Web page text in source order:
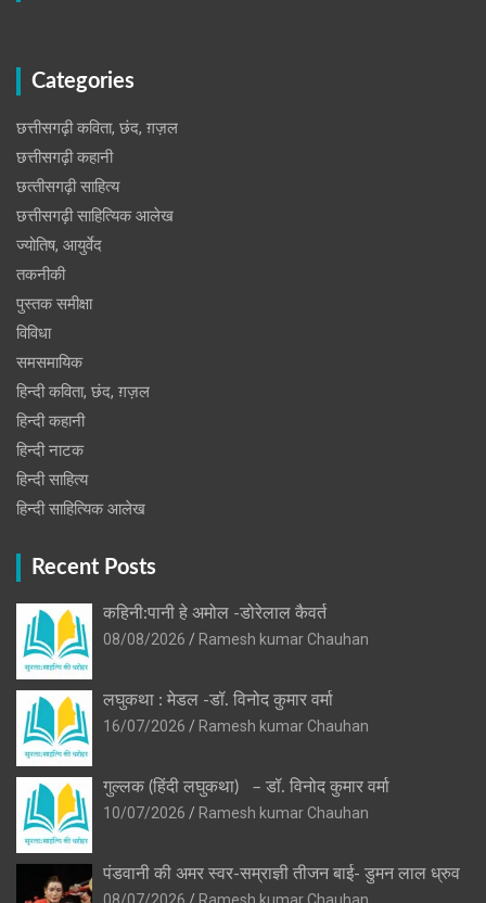
Categories
छत्तीसगढ़ी कविता, छंद, ग़ज़ल
छत्तीसगढ़ी कहानी
छत्‍तीसगढ़ी साहित्‍य
छत्तीसगढ़ी साहित्यिक आलेख
ज्योतिष, आयुर्वेद
तकनीकी
पुस्‍तक समीक्षा
विविधा
समसमायिक
हिन्दी कविता, छंद, ग़ज़ल
हिन्दी कहानी
हिन्‍दी नाटक
हिन्दी साहित्य
हिन्दी साहित्यिक आलेख
Recent Posts
कहिनी:पानी हे अमोल -डोरेलाल कैवर्त
08/08/2026
Ramesh kumar Chauhan
लघुकथा : मेडल -डॉ. विनोद कुमार वर्मा
16/07/2026
Ramesh kumar Chauhan
गुल्लक (हिंदी लघुकथा) – डॉ. विनोद कुमार वर्मा
10/07/2026
Ramesh kumar Chauhan
पंडवानी की अमर स्वर-सम्राज्ञी तीजन बाई- डुमन लाल ध्रुव